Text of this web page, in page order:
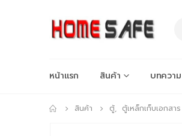
หน้าแรก สินค้า บทความ
สินค้า ตู้, ตู้เหล็กเก็บเอกสาร